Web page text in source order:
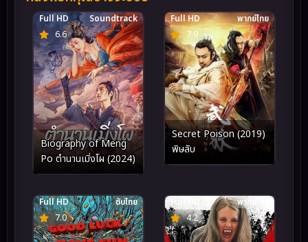
6.6
Full HD Soundtrack
Biography of Meng
Po ตำนานเมิ่งโผ (2024)
7.9
Full HD พากย์ไทย
Secret Poison (2019)
พิษลับ
7.0
Full HD ซับไทย
4.2
Full HD พากย์ไทย